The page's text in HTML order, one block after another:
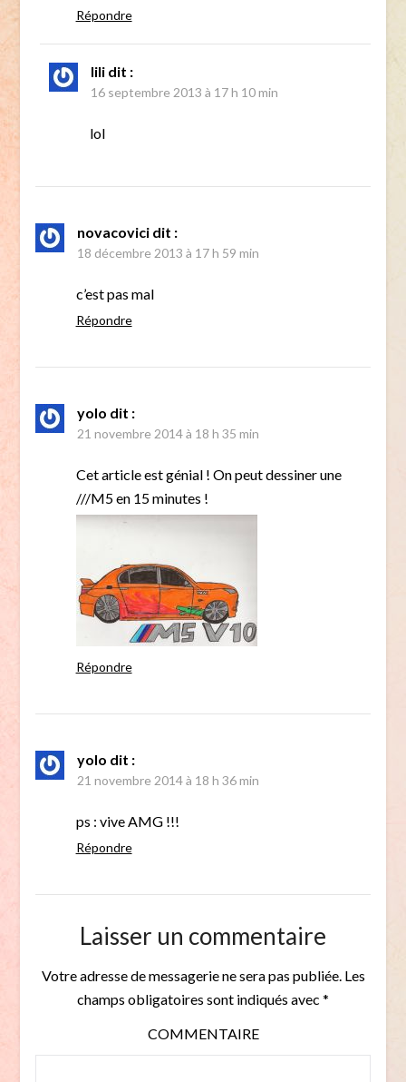
Répondre
lili dit :
16 septembre 2013 à 17 h 10 min
lol
novacovici dit :
18 décembre 2013 à 17 h 59 min
c’est pas mal
Répondre
yolo dit :
21 novembre 2014 à 18 h 35 min
Cet article est génial ! On peut dessiner une
///M5 en 15 minutes !
Répondre
yolo dit :
21 novembre 2014 à 18 h 36 min
ps : vive AMG !!!
Répondre
Laisser un commentaire
Votre adresse de messagerie ne sera pas publiée.Les
champs obligatoires sont indiqués avec *
COMMENTAIRE